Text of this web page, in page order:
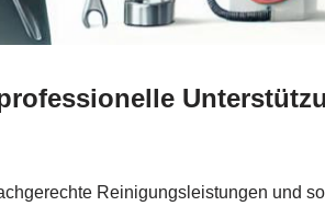
Reinigungsleistungen und